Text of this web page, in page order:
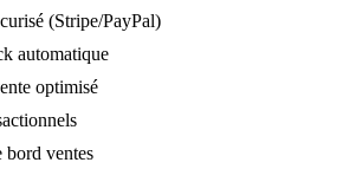
(Stripe/PayPal)
automatique
optimisé
bord ventes